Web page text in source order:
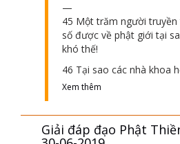
86 Tại sao Duy Ma cật lại
Xem thêm
Giải đáp đạo Phật
23-06-2019
Ngày đăng : 24-06-2019